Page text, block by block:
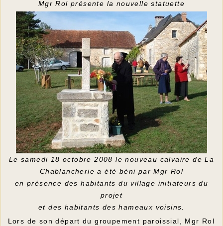
Mgr Rol présente la nouvelle statuette
Le samedi 18 octobre 2008 le nouveau calvaire de La
Chablancherie a été béni par Mgr Rol
en présence des habitants du village initiateurs du
projet
et des habitants des hameaux voisins.
Lors de son départ du groupement paroissial, Mgr Rol